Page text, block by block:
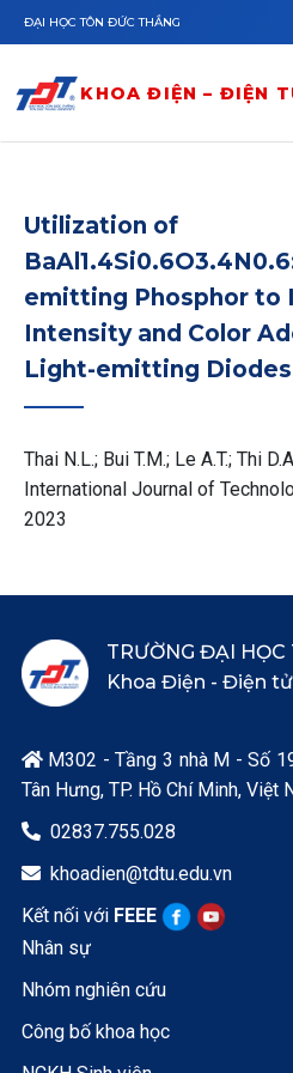
Nhảy đến nội dung
ĐẠI HỌC TÔN ĐỨC THẮNG
KHOA ĐIỆN – ĐIỆN
Utilization of
emitting Phosphor to
Intensity and Color
Light-emitting Diodes
Thai N.L.; Bui T.M.; Le A.T.; Thi
International Journal of
2023
TRƯỜNG ĐẠI
Khoa Điện - Điện tử
M302 - Tầng 3 nhà M - Số
Tân Hưng, TP. Hồ Chí Minh, Việt
 02837.755.028
 khoadien@tdtu.edu.vn
Kết nối với FEEE
Nhân sự
Nhóm nghiên cứu
Công bố khoa học